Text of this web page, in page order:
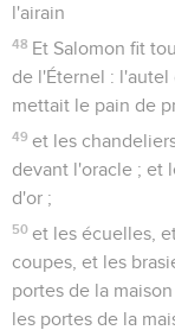
l'airain
48 Et Salomon fit
de l'Éternel : l'autel
mettait le pain de
49 et les
devant l'oracle ; et
d'or ;
50 et les écuelles,
coupes, et les
portes de la
les portes de la